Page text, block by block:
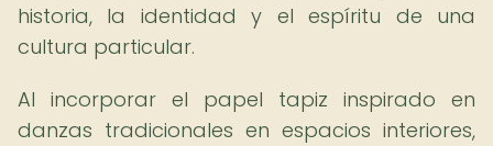
historia, la identidad y el espíritu de una
cultura particular.
Al incorporar el papel tapiz inspirado en
danzas tradicionales en espacios interiores,